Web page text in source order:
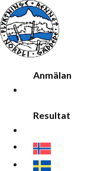
Anmälan
Resultat